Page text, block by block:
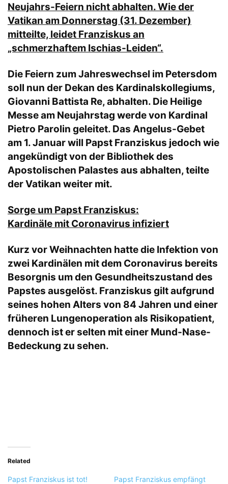
Neujahrs-Feiern nicht abhalten. Wie der
Vatikan am Donnerstag (31. Dezember)
mitteilte, leidet Franziskus an
„schmerzhaftem Ischias-Leiden“.
Die Feiern zum Jahreswechsel im Petersdom
soll nun der Dekan des Kardinalskollegiums,
Giovanni Battista Re, abhalten. Die Heilige
Messe am Neujahrstag werde von Kardinal
Pietro Parolin geleitet. Das Angelus-Gebet
am 1. Januar will Papst Franziskus jedoch wie
angekündigt von der Bibliothek des
Apostolischen Palastes aus abhalten, teilte
der Vatikan weiter mit.
Sorge um Papst Franziskus:
Kardinäle mit Coronavirus infiziert
Kurz vor Weihnachten hatte die Infektion von
zwei Kardinälen mit dem Coronavirus bereits
Besorgnis um den Gesundheitszustand des
Papstes ausgelöst. Franziskus gilt aufgrund
seines hohen Alters von 84 Jahren und einer
früheren Lungenoperation als Risikopatient,
dennoch ist er selten mit einer Mund-Nase-
Bedeckung zu sehen.
Related
Papst Franziskus ist tot!
Papst Franziskus empfängt